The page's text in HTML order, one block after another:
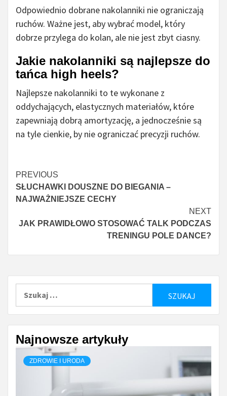
Odpowiednio dobrane nakolanniki nie ograniczają
ruchów. Ważne jest, aby wybrać model, który
dobrze przylega do kolan, ale nie jest zbyt ciasny.
Jakie nakolanniki są najlepsze do
tańca high heels?
Najlepsze nakolanniki to te wykonane z
oddychających, elastycznych materiałów, które
zapewniają dobrą amortyzację, a jednocześnie są
na tyle cienkie, by nie ograniczać precyzji ruchów.
Continue
Reading
PREVIOUS
SŁUCHAWKI DOUSZNE DO BIEGANIA –
NAJWAŻNIEJSZE CECHY
NEXT
JAK PRAWIDŁOWO STOSOWAĆ TALK PODCZAS
TRENINGU POLE DANCE?
Najnowsze artykuły
ZDROWIE I URODA